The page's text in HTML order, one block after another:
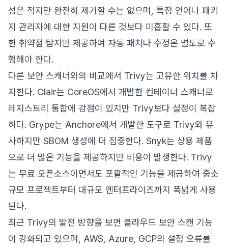
성은 적지만 완전히 제거할 수는 없으며, 특정 언어나 패키
지 관리자에 대한 지원이 다른 것보다 미흡할 수 있다. 또
한 취약점 탐지만 제공하며 자동 패치나 수정은 별도로 수
행해야 한다.
다른 보안 스캐너와의 비교에서 Trivy는 고유한 위치를 차
지한다. Clair는 CoreOS에서 개발한 컨테이너 스캐너로
레지스트리 통합에 강점이 있지만 Trivy보다 설정이 복잡
하다. Grype는 Anchore에서 개발한 도구로 Trivy와 유
사하지만 SBOM 생성에 더 집중한다. Snyk는 상용 제품
으로 더 많은 기능을 제공하지만 비용이 발생한다. Trivy
는 무료 오픈소스이면서도 포괄적인 기능을 제공하여 중소
규모 프로젝트부터 대규모 엔터프라이즈까지 폭넓게 사용
된다.
최근 Trivy의 발전 방향을 보면 클라우드 보안 스캔 기능
이 강화되고 있으며, AWS, Azure, GCP의 설정 오류를